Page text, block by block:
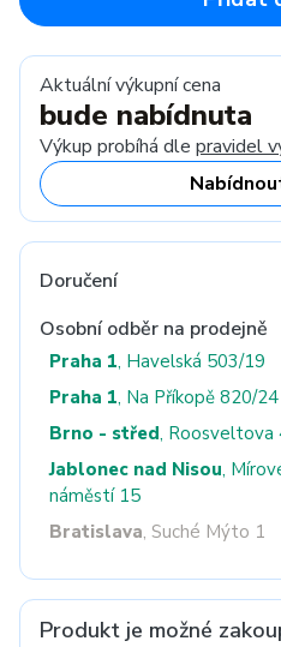
Aktuální výkupní cena
bude nabídnuta
Výkup probíhá dle pravidel
Doručení
Osobní odběr na prodejně
Praha 1, Havelská 503/19
Praha 1, Na Příkopě 820/24
Brno - střed, Roosveltova
Jablonec nad Nisou,
náměstí 15
Bratislava, Suché Mýto 1
Produkt je možné